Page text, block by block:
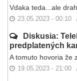
Vdaka teda...ale
23.05.2023 - 00:10
Diskusia:
predplatených
A tomuto hovoria že
19.05.2023 - 21:00